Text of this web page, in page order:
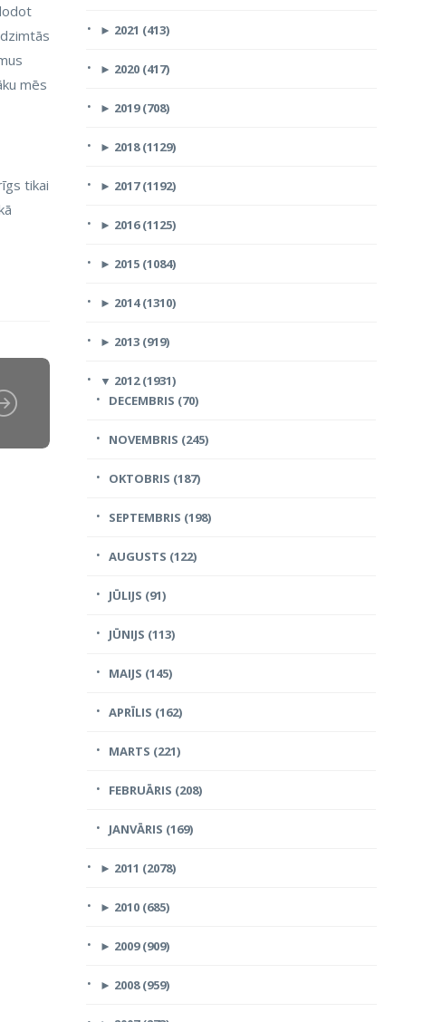
mēs
tikai
► 2021 (413)
► 2020 (417)
► 2019 (708)
► 2018 (1129)
► 2017 (1192)
► 2016 (1125)
► 2015 (1084)
► 2014 (1310)
► 2013 (919)
▼ 2012 (1931)
DECEMBRIS (70)
NOVEMBRIS (245)
OKTOBRIS (187)
SEPTEMBRIS (198)
AUGUSTS (122)
JŪLIJS (91)
JŪNIJS (113)
MAIJS (145)
APRĪLIS (162)
MARTS (221)
FEBRUĀRIS (208)
JANVĀRIS (169)
► 2011 (2078)
► 2010 (685)
► 2009 (909)
► 2008 (959)